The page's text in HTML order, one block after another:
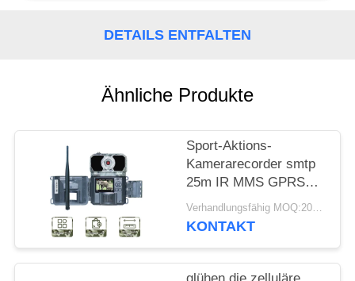
DATENSCHUTZRICHTLINIE
DETAILS ENTFALTEN
Ähnliche Produkte
Sport-Aktions-
Kamerarecorder smtp
25m IR MMS GPRS
des Hinter4g mit
zellulärem Sim Card
Verhandlungsfähig MOQ:20pcs
KONTAKT